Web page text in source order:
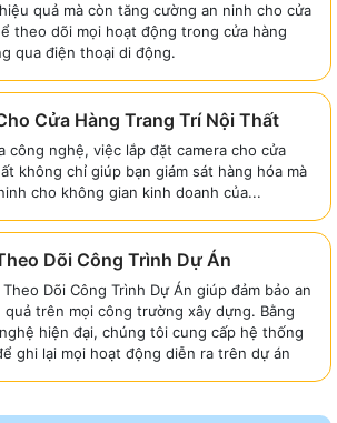
quả mà còn tăng cường an ninh cho cửa
theo dõi mọi hoạt động trong cửa hàng
qua điện thoại di động.
Cửa Hàng Trang Trí Nội Thất
công nghệ, việc lắp đặt camera cho cửa
không chỉ giúp bạn giám sát hàng hóa mà
cho không gian kinh doanh của...
Dõi Công Trình Dự Án
Dõi Công Trình Dự Án giúp đảm bảo an
quả trên mọi công trường xây dựng. Bằng
hiện đại, chúng tôi cung cấp hệ thống
ghi lại mọi hoạt động diễn ra trên dự án